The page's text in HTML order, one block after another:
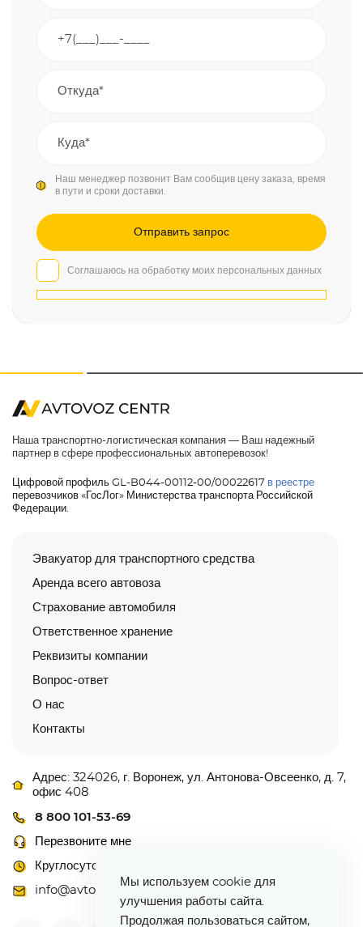
Наш менеджер позвонит Вам сообщив цену заказа, время
в пути и сроки доставки.
Соглашаюсь на обработку моих персональных данных
Наша транспортно-логистическая компания — Ваш надежный
партнер в сфере профессиональных автоперевозок!
Цифровой профиль GL-B044-00112-00/00022617 в реестре
перевозчиков «ГосЛог» Министерства транспорта Российской
Федерации.
Эвакуатор для транспортного средства
Аренда всего автовоза
Страхование автомобиля
Ответственное хранение
Реквизиты компании
Вопрос-ответ
О нас
Контакты
Адрес: 324026, г. Воронеж, ул. Антонова-Овсеенко, д. 7,
офис 408
8 800 101-53-69
Перезвоните мне
Круглосуточно
info@avtovoz-centr.ru
Мы используем cookie для
улучшения работы сайта.
Продолжая пользоваться сайтом,